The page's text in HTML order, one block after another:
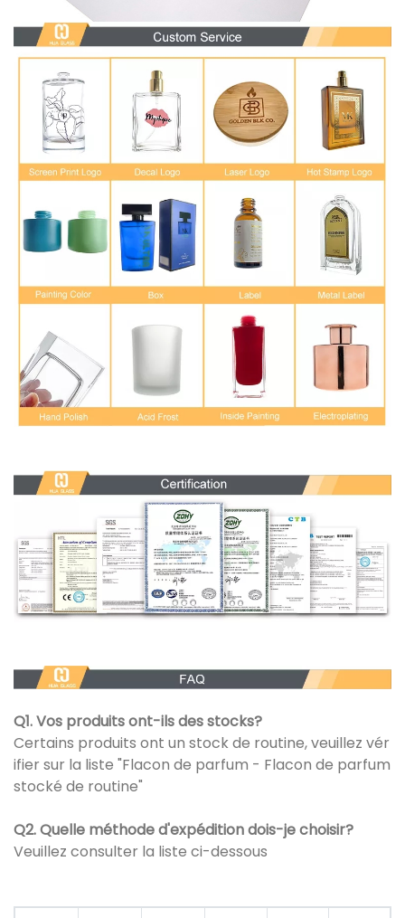
Q1. Vos produits ont-ils des stocks?
Certains produits ont un stock de routine, veuillez vér
ifier sur la liste "Flacon de parfum - Flacon de parfum
stocké de routine"
Q2. Quelle méthode d'expédition dois-je choisir?
Veuillez consulter la liste ci-dessous